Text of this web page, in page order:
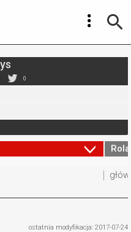
0
Rola
ostatnia modyfikacja: 2017-07-24